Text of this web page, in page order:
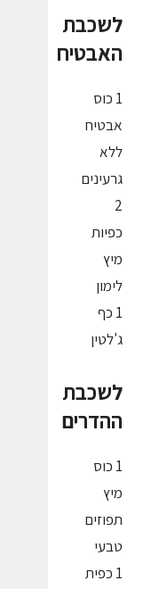
לשכבת
האבטיח
1 כוס
אבטיח
ללא
גרעינים
2
כפיות
מיץ
לימון
1 כף
ג'לטין
לשכבת
ההדרים
1 כוס
מיץ
תפוזים
טבעי
1 כפית